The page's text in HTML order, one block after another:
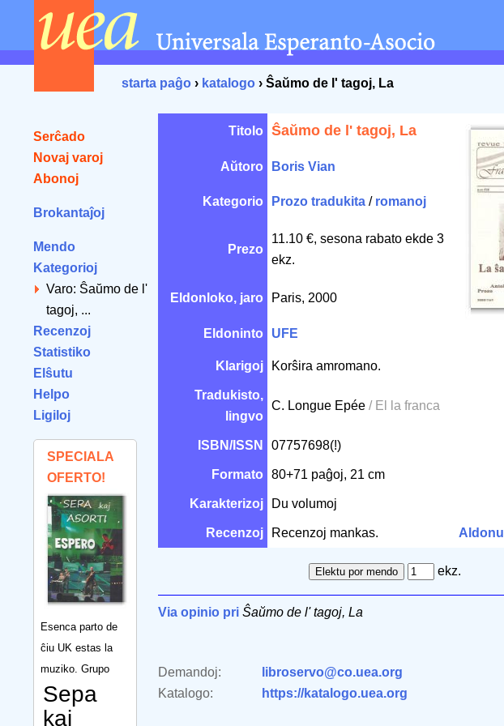
starta paĝo › katalogo › Ŝaŭmo de l' tagoj, La
Serĉado
Novaj varoj
Abonoj
Brokantaĵoj
Mendo
Kategorioj
Varo: Ŝaŭmo de l'
tagoj, ...
Recenzoj
Statistiko
Elŝutu
Helpo
Ligiloj
SPECIALA
OFERTO!
Esenca parto de
ĉiu UK estas la
muziko. Grupo
Sepa
kaj
Titolo Ŝaŭmo de l' tagoj, La
Aŭtoro Boris Vian
Kategorio Prozo tradukita / romanoj
Prezo
11.10 €, sesona rabato ekde 3
ekz.
Eldonloko, jaro Paris, 2000
Eldoninto UFE
Klarigoj Korŝira amromano.
Tradukisto,
lingvo
C. Longue Epée / El la franca
ISBN/ISSN 07757698(!)
Formato 80+71 paĝoj, 21 cm
Karakterizoj Du volumoj
Recenzoj Recenzoj mankas. Aldonu
ekz.
Via opinio pri Ŝaŭmo de l' tagoj, La
Demandoj:
libroservo@co.uea.org
Katalogo:
https://katalogo.uea.org